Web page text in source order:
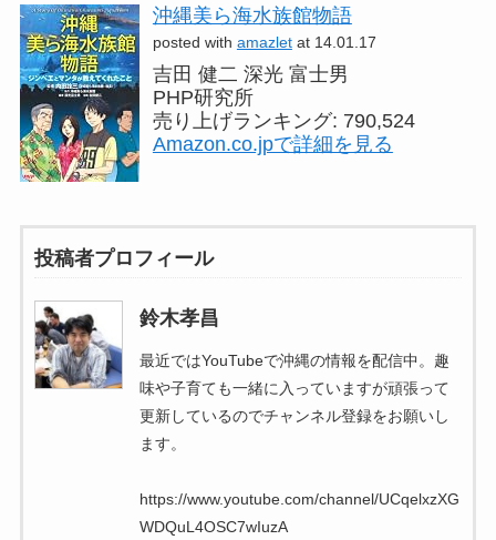
沖縄美ら海水族館物語
posted with amazletat 14.01.17
吉田 健二 深光 富士男
PHP研究所
売り上げランキング: 790,524
Amazon.co.jpで詳細を見る
投稿者プロフィール
鈴木孝昌
最近ではYouTubeで沖縄の情報を配信中。趣
味や子育ても一緒に入っていますが頑張って
更新しているのでチャンネル登録をお願いし
ます。
https://www.youtube.com/channel/UCqelxzXG
WDQuL4OSC7wIuzA